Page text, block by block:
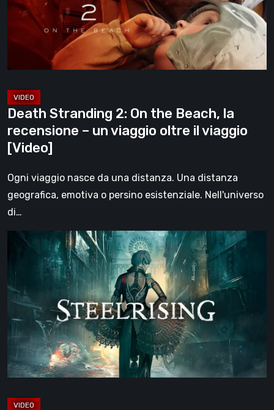
Beach,
recensione
–
viaggio
oltre
il
viaggio
Death Stranding 2: On the Beach, la
recensione – un viaggio oltre il viaggio
[Video]
Ogni viaggio nasce da una distanza. Una distanza
geografica, emotiva o persino esistenziale. Nell'universo
di…
Steelrising,
recensione:
rivoluzione
sotto
ingranaggi
[Video]